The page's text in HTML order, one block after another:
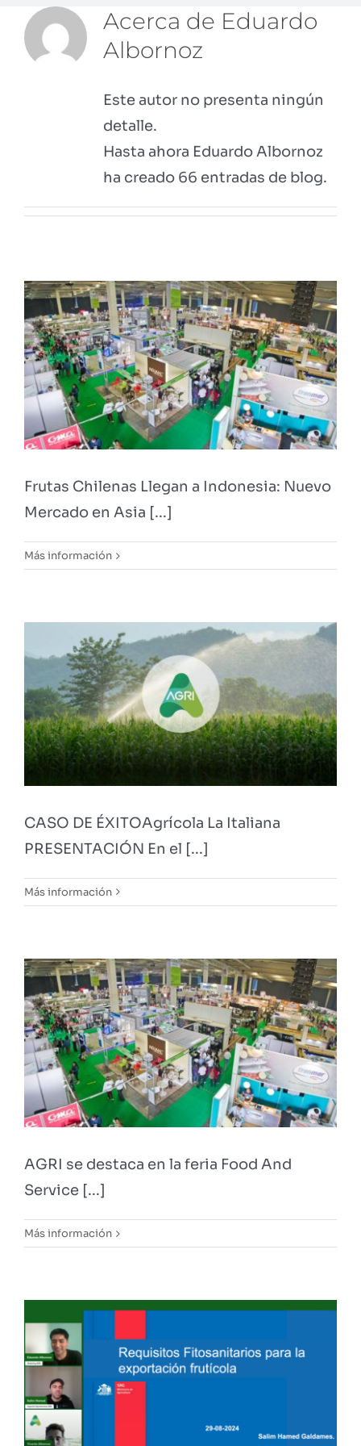
Acerca de Eduardo
Albornoz
Este autor no presenta ningún
detalle.
Hasta ahora Eduardo Albornoz
ha creado 66 entradas de blog.
Frutas Chilenas Llegan a Indonesia: Nuevo
Mercado en Asia [...]
Más información
CASO DE ÉXITOAgrícola La Italiana
PRESENTACIÓN En el [...]
Más información
AGRI se destaca en la feria Food And
Service [...]
Más información